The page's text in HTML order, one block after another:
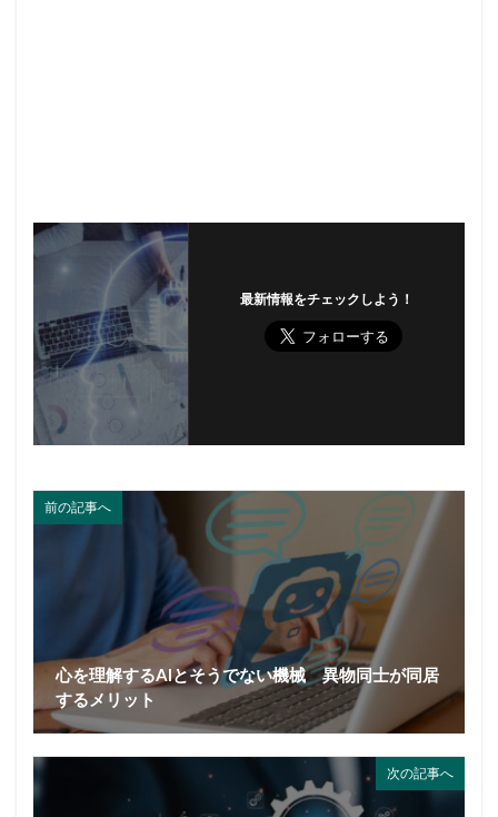
最新情報をチェックしよう！
前の記事へ
心を理解するAIとそうでない機械 異物同士が同居
するメリット
次の記事へ